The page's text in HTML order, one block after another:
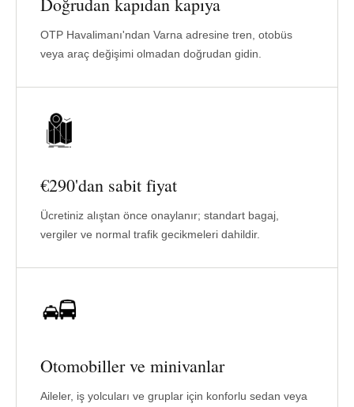
OTP Havalimanı'ndan Varna adresine tren, otobüs
veya araç değişimi olmadan doğrudan gidin.
€290'dan sabit fiyat
Ücretiniz alıştan önce onaylanır; standart bagaj,
vergiler ve normal trafik gecikmeleri dahildir.
Otomobiller ve minivanlar
Aileler, iş yolcuları ve gruplar için konforlu sedan veya